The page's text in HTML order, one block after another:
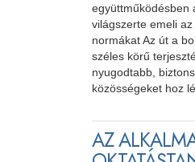
együttműködésben
világszerte emeli
normákat Az út a
széles körű
nyugodtabb,
közösségeket hoz
AZ